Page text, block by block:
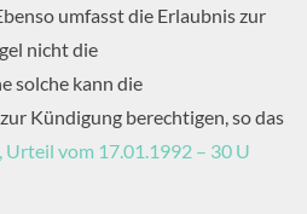
umfasst die Erlaubnis zur
nicht die
solche kann die
Kündigung berechtigen, so das
Urteil vom 17.01.1992 – 30 U